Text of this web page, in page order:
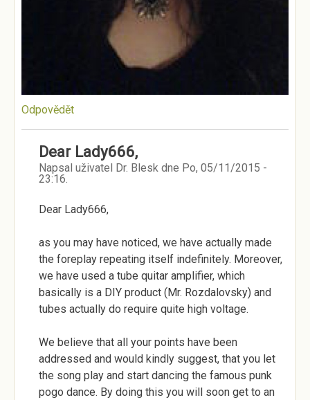
Odpovědět
Dear Lady666,
Napsal uživatel Dr. Blesk dne Po, 05/11/2015 -
23:16.
Dear Lady666,
as you may have noticed, we have actually made
the foreplay repeating itself indefinitely. Moreover,
we have used a tube quitar amplifier, which
basically is a DIY product (Mr. Rozdalovsky) and
tubes actually do require quite high voltage.
We believe that all your points have been
addressed and would kindly suggest, that you let
the song play and start dancing the famous punk
pogo dance. By doing this you will soon get to an